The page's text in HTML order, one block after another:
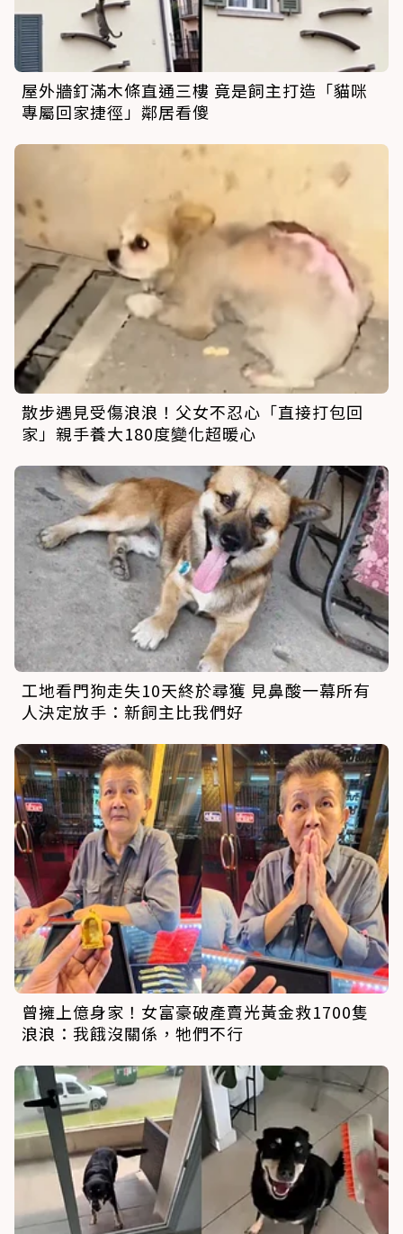
屋外牆釘滿木條直通三樓 竟是飼主打造「貓咪
專屬回家捷徑」鄰居看傻
散步遇見受傷浪浪！父女不忍心「直接打包回
家」親手養大180度變化超暖心
工地看門狗走失10天終於尋獲 見鼻酸一幕所有
人決定放手：新飼主比我們好
曾擁上億身家！女富豪破產賣光黃金救1700隻
浪浪：我餓沒關係，牠們不行